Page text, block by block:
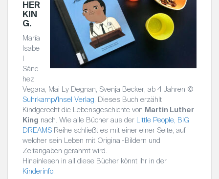
HER
KIN
G.
María
Isabe
l
Sánc
hez
Vegara, Mai Ly Degnan, Svenja Becker, ab 4 Jahren ©
Suhrkamp/Insel Verlag. Dieses Buch erzählt
Kindgerecht die Lebensgeschichte von Martin Luther
King nach. Wie alle Bücher aus der Little People, BIG
DREAMS Reihe schließt es mit einer einer Seite, auf
welcher sein Leben mit Original-Bildern und
Zeitangaben gerahmt wird.
Hineinlesen in all diese Bücher könnt ihr in der
Kinderinfo.